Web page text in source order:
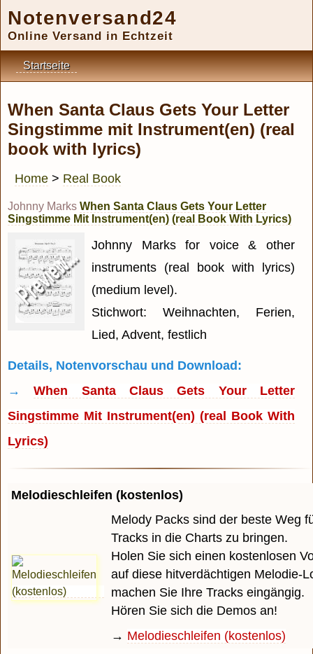
Notenversand24
Online Versand in Echtzeit
Startseite
When Santa Claus Gets Your Letter
Singstimme mit Instrument(en) (real
book with lyrics)
Home > Real Book
Johnny Marks When Santa Claus Gets Your Letter
Singstimme Mit Instrument(en) (real Book With Lyrics)
Johnny Marks for voice & other
instruments (real book with lyrics)
(medium level).
Stichwort: Weihnachten, Ferien,
Lied, Advent, festlich
Details, Notenvorschau und Download:
→When Santa Claus Gets Your Letter
Singstimme Mit Instrument(en) (real Book With
Lyrics)
Melodieschleifen (kostenlos)
Melody Packs sind der beste Weg
Tracks in die Charts zu bringen.
Holen Sie sich einen kostenlosen
auf diese hitverdächtigen Melodie-
machen Sie Ihre Tracks eingängig.
Hören Sie sich die Demos an!
→ Melodieschleifen (kostenlos)